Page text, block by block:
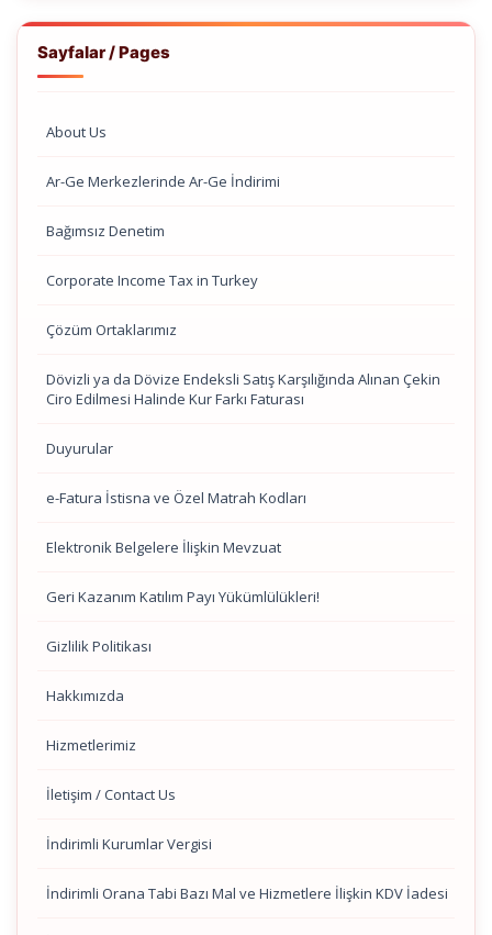
Sayfalar / Pages
About Us
Ar-Ge Merkezlerinde Ar-Ge İndirimi
Bağımsız Denetim
Corporate Income Tax in Turkey
Çözüm Ortaklarımız
Dövizli ya da Dövize Endeksli Satış Karşılığında Alınan Çekin
Ciro Edilmesi Halinde Kur Farkı Faturası
Duyurular
e-Fatura İstisna ve Özel Matrah Kodları
Elektronik Belgelere İlişkin Mevzuat
Geri Kazanım Katılım Payı Yükümlülükleri!
Gizlilik Politikası
Hakkımızda
Hizmetlerimiz
İletişim / Contact Us
İndirimli Kurumlar Vergisi
İndirimli Orana Tabi Bazı Mal ve Hizmetlere İlişkin KDV İadesi